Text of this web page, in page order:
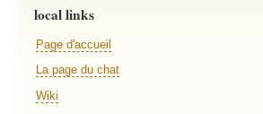
local links
Page d'accueil
La page du chat
Wiki